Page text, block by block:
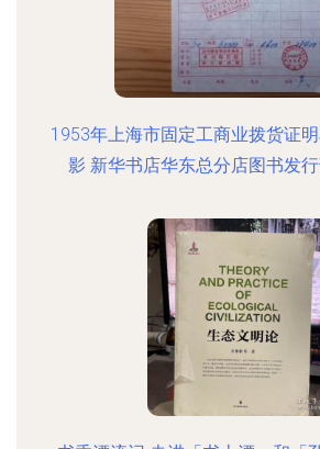
1953年上海市固定工商业拨货证
影 新华书店华东总分店图书发